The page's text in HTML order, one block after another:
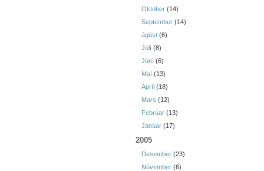
Október (14)
September (14)
ágúst (6)
Júlí (8)
Júní (6)
Maí (13)
Apríl (18)
Mars (12)
Febrúar (13)
Janúar (17)
2005
Desember (23)
Nóvember (6)